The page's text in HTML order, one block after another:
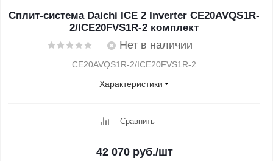
Сплит-система Daichi ICE 2 Inverter CE20AVQS1R-
2/ICE20FVS1R-2 комплект
Нет в наличии
CE20AVQS1R-2/ICE20FVS1R-2
Характеристики
Сравнить
42 070руб./шт